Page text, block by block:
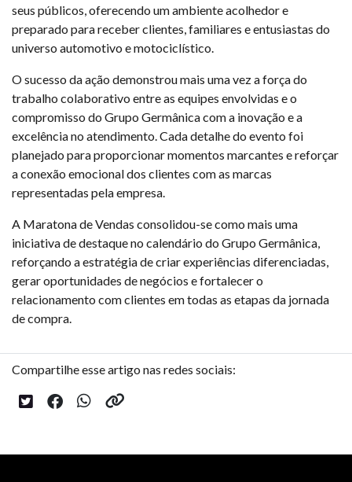
seus públicos, oferecendo um ambiente acolhedor e
preparado para receber clientes, familiares e entusiastas do
universo automotivo e motociclístico.
O sucesso da ação demonstrou mais uma vez a força do
trabalho colaborativo entre as equipes envolvidas e o
compromisso do Grupo Germânica com a inovação e a
excelência no atendimento. Cada detalhe do evento foi
planejado para proporcionar momentos marcantes e reforçar
a conexão emocional dos clientes com as marcas
representadas pela empresa.
A Maratona de Vendas consolidou-se como mais uma
iniciativa de destaque no calendário do Grupo Germânica,
reforçando a estratégia de criar experiências diferenciadas,
gerar oportunidades de negócios e fortalecer o
relacionamento com clientes em todas as etapas da jornada
de compra.
Compartilhe esse artigo nas redes sociais: